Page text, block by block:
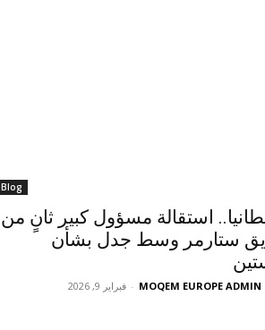
Blog
استقالة مسؤول كبير ثانٍ من
ستارمر وسط جدل بشأن
MOQEM EUROPE ADMIN
- فبراير 9, 2026